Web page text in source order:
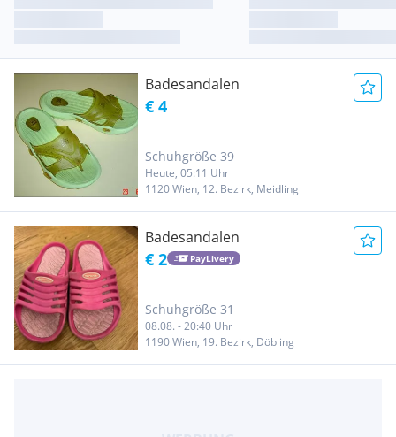
Badesandalen
€ 4
Schuhgröße 39
Heute, 05:11 Uhr
1120 Wien, 12. Bezirk, Meidling
Badesandalen
€ 2 PayLivery
Schuhgröße 31
08.08. - 20:40 Uhr
1190 Wien, 19. Bezirk, Döbling